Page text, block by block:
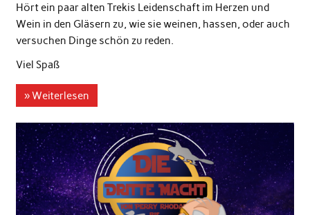
Hört ein paar alten Trekis Leidenschaft im Herzen und
Wein in den Gläsern zu, wie sie weinen, hassen, oder auch
versuchen Dinge schön zu reden.
Viel Spaß
» Weiterlesen